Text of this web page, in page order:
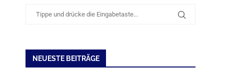
NEUESTE BEITRÄGE